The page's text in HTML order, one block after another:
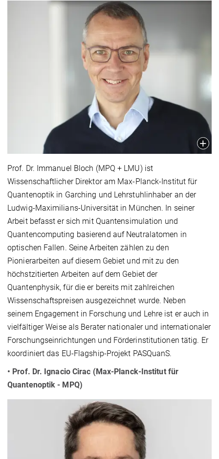
Prof. Dr. Immanuel Bloch (MPQ + LMU) ist
Wissenschaftlicher Direktor am Max-Planck-Institut für
Quantenoptik in Garching und Lehrstuhlinhaber an der
Ludwig-Maximilians-Universität in München. In seiner
Arbeit befasst er sich mit Quantensimulation und
Quantencomputing basierend auf Neutralatomen in
optischen Fallen. Seine Arbeiten zählen zu den
Pionierarbeiten auf diesem Gebiet und mit zu den
höchstzitierten Arbeiten auf dem Gebiet der
Quantenphysik, für die er bereits mit zahlreichen
Wissenschaftspreisen ausgezeichnet wurde. Neben
seinem Engagement in Forschung und Lehre ist er auch in
vielfältiger Weise als Berater nationaler und internationaler
Forschungseinrichtungen und Förderinstitutionen tätig. Er
koordiniert das EU-Flagship-Projekt PASQuanS.
• Prof. Dr. Ignacio Cirac (Max-Planck-Institut für
Quantenoptik - MPQ)